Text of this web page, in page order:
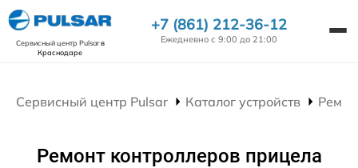
Сервисный центр Pulsarв
Краснодаре
+7 (861) 212-36-12
Ежедневно с 9:00 до 21:00
Сервисный центр Pulsar Каталог устройств
Ремонт контроллеров прицела